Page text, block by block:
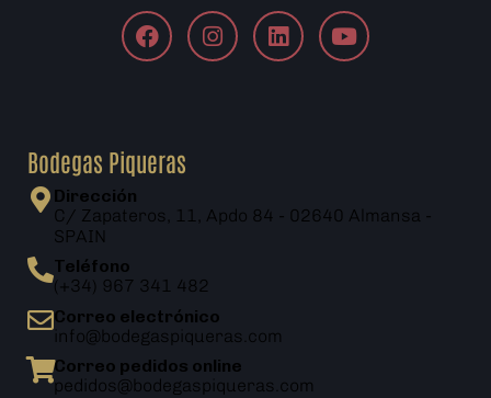
Bodegas Piqueras
Dirección
C/ Zapateros, 11, Apdo 84 - 02640 Almansa -
SPAIN
Teléfono
(+34) 967 341 482
Correo electrónico
info@bodegaspiqueras.com
Correo pedidos online
pedidos@bodegaspiqueras.com